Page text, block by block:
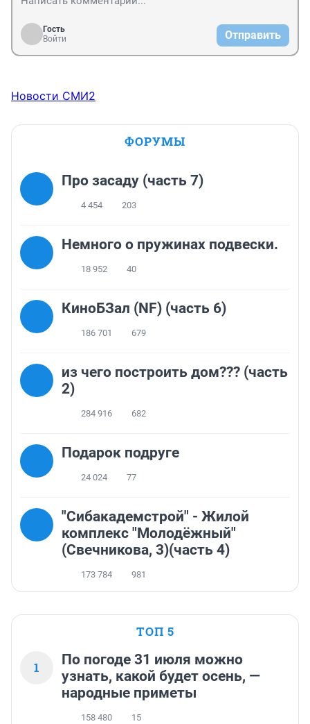
Гость
Войти
Отправить
Новости СМИ2
ФОРУМЫ
Про засаду (часть 7)
4 454 203
Немного о пружинах подвески.
18 952 40
КиноБЗал (NF) (часть 6)
186 701 679
из чего построить дом??? (часть
2)
284 916 682
Подарок подруге
24 024 77
"Сибакадемстрой" - Жилой
комплекс "Молодёжный"
(Свечникова, 3)(часть 4)
173 784 981
ТОП 5
1
По погоде 31 июля можно
узнать, какой будет осень, —
народные приметы
158 480 15